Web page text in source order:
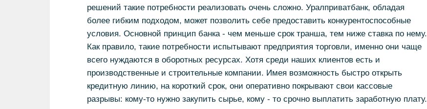
решений такие потребности реализовать очень сложно. Уралприватбанк, обладая
более гибким подходом, может позволить себе предоставить конкурентоспособные
условия. Основной принцип банка - чем меньше срок транша, тем ниже ставка по нему.
Как правило, такие потребности испытывают предприятия торговли, именно они чаще
всего нуждаются в оборотных ресурсах. Хотя среди наших клиентов есть и
производственные и строительные компании. Имея возможность быстро открыть
кредитную линию, на короткий срок, они оперативно покрывают свои кассовые
разрывы: кому-то нужно закупить сырье, кому - то срочно выплатить заработную плату.